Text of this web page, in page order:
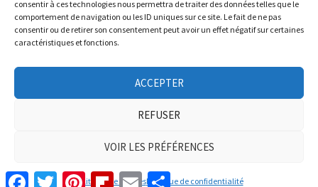
consentir à ces technologies nous permettra de traiter des données telles que le
comportement de navigation ou les ID uniques sur ce site. Le fait de ne pas
consentir ou de retirer son consentement peut avoir un effet négatif sur certaines
caractéristiques et fonctions.
ACCEPTER
REFUSER
VOIR LES PRÉFÉRENCES
Politique de cookiesPolitique de confidentialité
cfc-distribution.com est un site d'information
indépendant des enseignes et marques présentées.
Les informations et tarifs donnés sur ce site sont à titre
informatif et indicatif et non contractuels.
WordPress etBam.
FacebookTwitterPinterestFlipboard
EmailPartager